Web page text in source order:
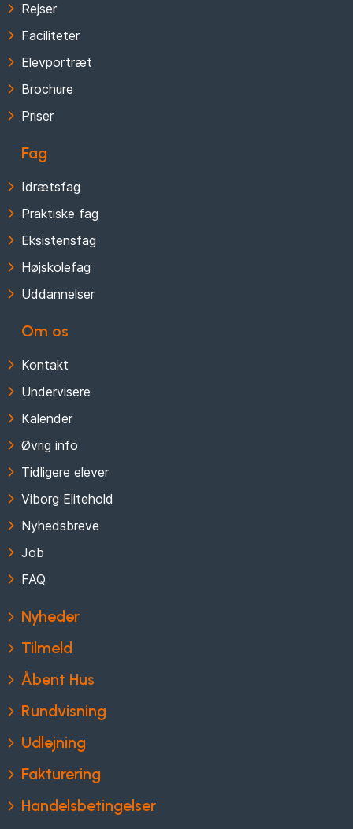
Rejser
Faciliteter
Elevportræt
Brochure
Priser
Fag
Idrætsfag
Praktiske fag
Eksistensfag
Højskolefag
Uddannelser
Om os
Kontakt
Undervisere
Kalender
Øvrig info
Tidligere elever
Viborg Elitehold
Nyhedsbreve
Job
FAQ
Nyheder
Tilmeld
Åbent Hus
Rundvisning
Udlejning
Fakturering
Handelsbetingelser